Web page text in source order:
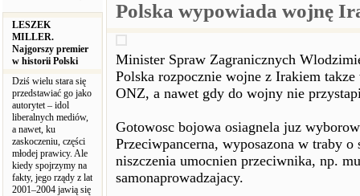
LESZEK
MILLER.
Najgorszy premier
w historii Polski
Dziś wielu stara się
przedstawiać go jako
autorytet – idol
liberalnych mediów,
a nawet, ku
zaskoczeniu, części
młodej prawicy. Ale
kiedy spojrzymy na
fakty, jego rządy z lat
2001–2004 jawią się
Polska wypowiada wojnę
Minister Spraw Zagranicznych
Polska rozpocznie wojne z Irakiem
ONZ, a nawet gdy do wojny nie
Gotowosc bojowa osiagnela juz
Przeciwpancerna, wyposazona w traby
niszczenia umocnien przeciwnika, np.
samonaprowadzajacy.